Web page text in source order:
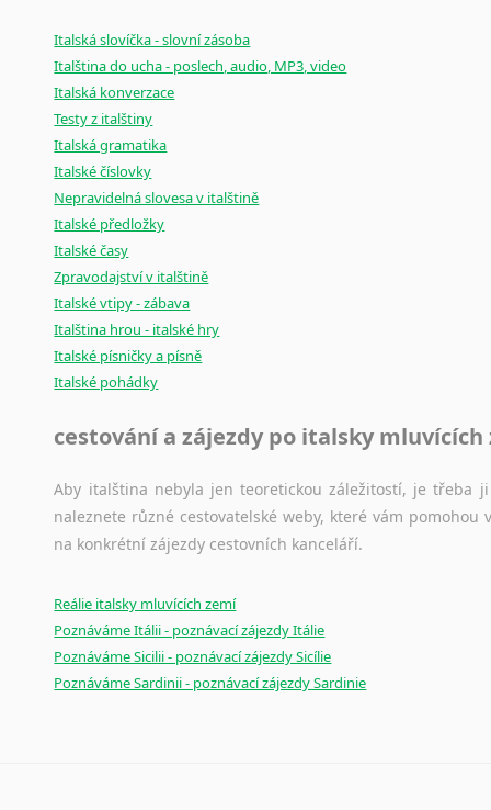
Italská slovíčka - slovní zásoba
Italština do ucha - poslech, audio, MP3, video
Italská konverzace
Testy z italštiny
Italská gramatika
Italské číslovky
Nepravidelná slovesa v italštině
Italské předložky
Italské časy
Zpravodajství v italštině
Italské vtipy - zábava
Italština hrou - italské hry
Italské písničky a písně
Italské pohádky
cestování a zájezdy po italsky mluvících
Aby italština nebyla jen teoretickou záležitostí, je třeba
naleznete různé cestovatelské weby, které vám
na konkrétní zájezdy cestovních kanceláří.
Reálie italsky mluvících zemí
Poznáváme Itálii - poznávací zájezdy Itálie
Poznáváme Sicilii - poznávací zájezdy Sicílie
Poznáváme Sardinii - poznávací zájezdy Sardinie